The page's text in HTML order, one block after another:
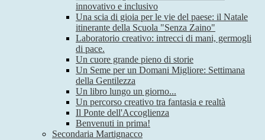
innovativo e inclusivo
Una scia di gioia per le vie del paese: il Natale
itinerante della Scuola "Senza Zaino"
Laboratorio creativo: intrecci di mani, germogli
di pace.
Un cuore grande pieno di storie
Un Seme per un Domani Migliore: Settimana
della Gentilezza
Un libro lungo un giorno...
Un percorso creativo tra fantasia e realtà
Il Ponte dell'Accoglienza
Benvenuti in prima!
Secondaria Martignacco